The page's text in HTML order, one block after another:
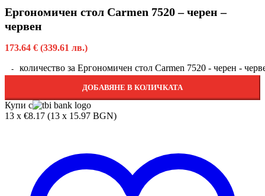
Ергономичен стол Carmen 7520 – черен –
червен
173.64 € (339.61 лв.)
количество за Ергономичен стол Carmen 7520 - черен -
ДОБАВЯНЕ В КОЛИЧКАТА
Купи с
13 x €8.17 (13 x 15.97 BGN)